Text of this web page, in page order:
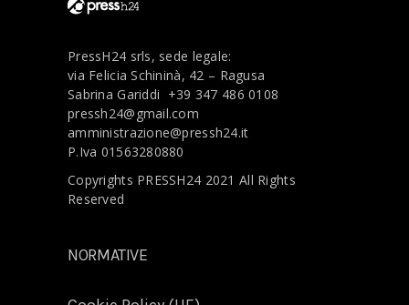
PressH24 srls, sede legale:
via Felicia Schininà, 42 – Ragusa
Sabrina Gariddi +39 347 486 0108
pressh24@gmail.com
amministrazione@pressh24.it
P.Iva 01563280880
Copyrights PRESSH24 2021 All Rights
Reserved
NORMATIVE